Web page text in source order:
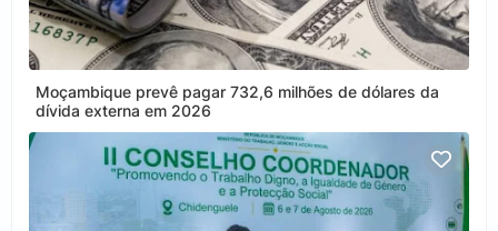
Moçambique prevê pagar 732,6 milhões de dólares da
dívida externa em 2026